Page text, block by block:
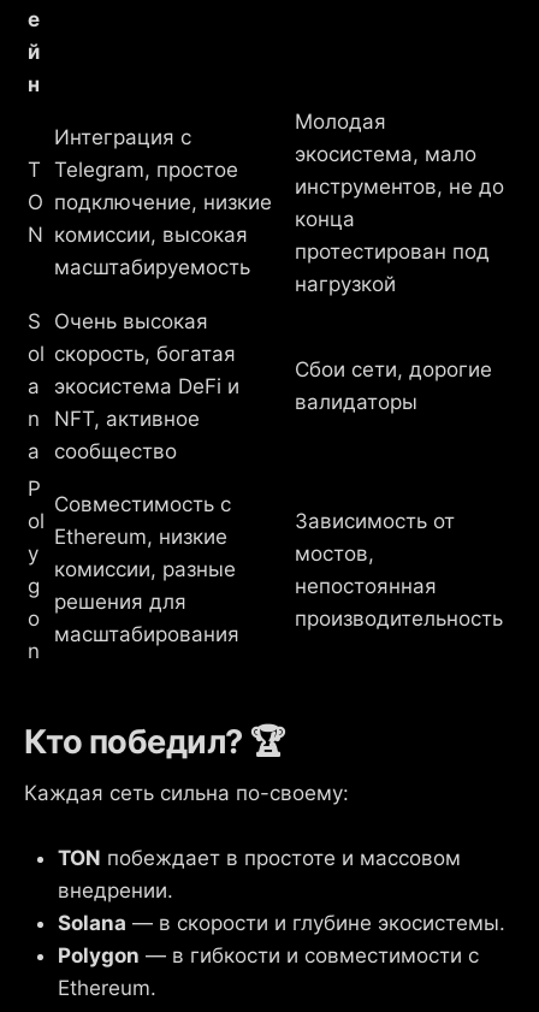
е
й
н
T
O
N
Интеграция с
Telegram, простое
подключение, низкие
комиссии, высокая
масштабируемость
Молодая
экосистема, мало
инструментов, не до
конца
протестирован под
нагрузкой
S
ol
a
n
a
Очень высокая
скорость, богатая
экосистема DeFi и
NFT, активное
сообщество
Сбои сети, дорогие
валидаторы
P
ol
y
g
o
n
Совместимость с
Ethereum, низкие
комиссии, разные
решения для
масштабирования
Зависимость от
мостов,
непостоянная
производительность
Кто победил? 🏆
Каждая сеть сильна по-своему:
TON побеждает в простоте и массовом
внедрении.
Solana — в скорости и глубине экосистемы.
Polygon — в гибкости и совместимости с
Ethereum.